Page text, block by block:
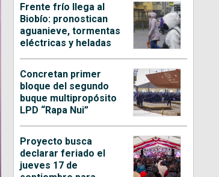
Frente frío llega al
Biobío: pronostican
aguanieve, tormentas
eléctricas y heladas
Concretan primer
bloque del segundo
buque multipropósito
LPD “Rapa Nui”
Proyecto busca
declarar feriado el
jueves 17 de